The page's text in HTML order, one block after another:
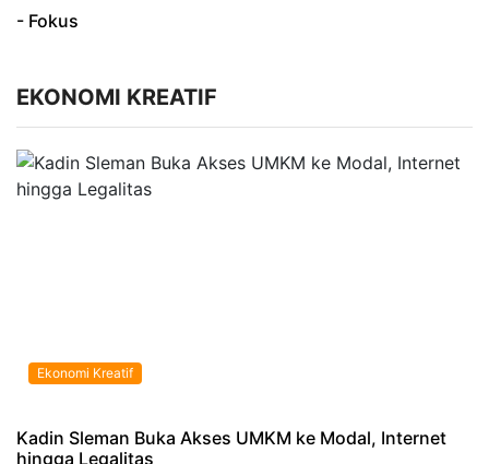
- Fokus
EKONOMI KREATIF
Ekonomi Kreatif
Kadin Sleman Buka Akses UMKM ke Modal, Internet
hingga Legalitas